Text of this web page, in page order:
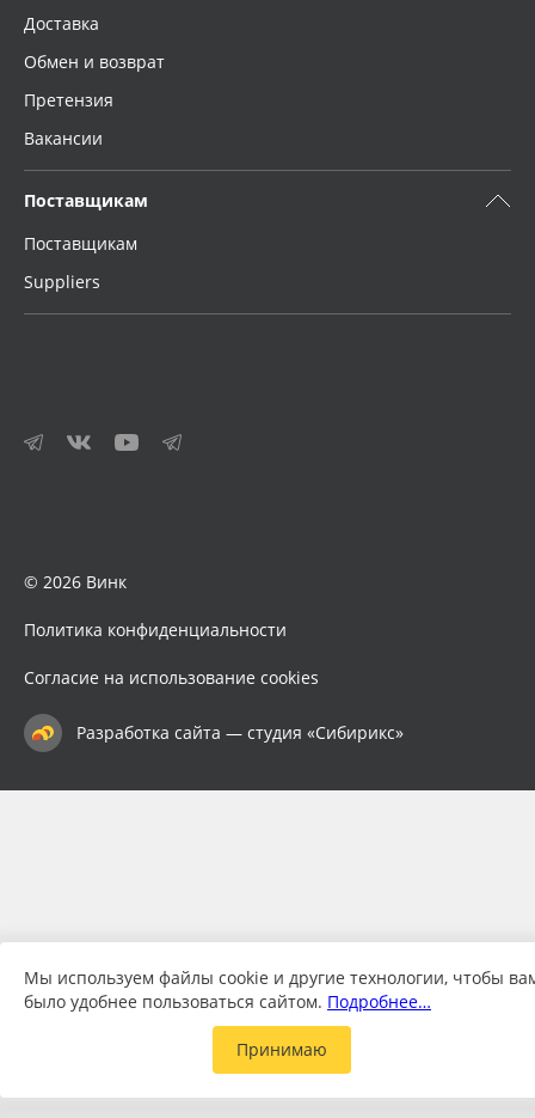
Доставка
Обмен и возврат
Претензия
Вакансии
Поставщикам
Поставщикам
Suppliers
© 2026 Винк
Политика конфиденциальности
Согласие на использование cookies
Разработка сайта — студия «Сибирикс»
Мы используем файлы cookie и другие технологии, чтобы
было удобнее пользоваться сайтом. Подробнее…
Принимаю